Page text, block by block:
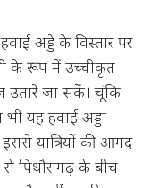
अड्डे के विस्तार पर
के रूप में उच्चीकृत
उतारे जा सकें। चूंकि
भी यह हवाई अड्डा
यात्रियों की आमद
पिथौरागढ़ के बीच